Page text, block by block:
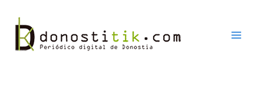
contenido